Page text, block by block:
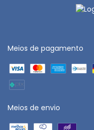
Meios de pagamento
Meios de envio